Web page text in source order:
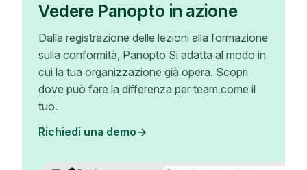
Vedere Panopto in azione
Dalla registrazione delle lezioni alla formazione
sulla conformità, Panopto Si adatta al modo in
cui la tua organizzazione già opera. Scopri
dove può fare la differenza per team come il
tuo.
Richiedi una demo